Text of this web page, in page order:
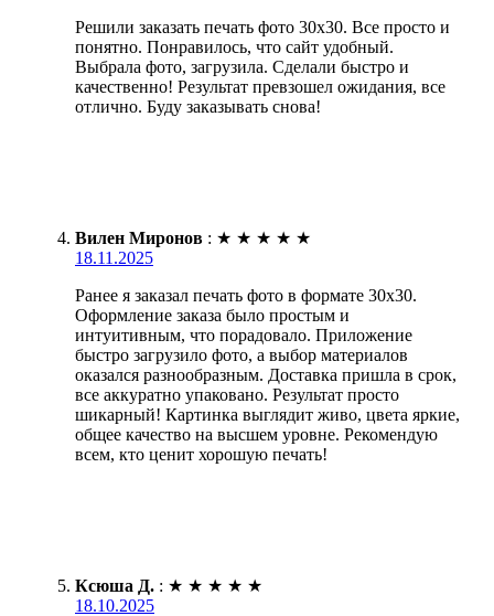
Решили заказать печать фото 30х30. Все просто и
понятно. Понравилось, что сайт удобный.
Выбрала фото, загрузила. Сделали быстро и
качественно! Результат превзошел ожидания, все
отлично. Буду заказывать снова!
Вилен Миронов : ★ ★ ★ ★ ★
18.11.2025
Ранее я заказал печать фото в формате 30х30.
Оформление заказа было простым и
интуитивным, что порадовало. Приложение
быстро загрузило фото, а выбор материалов
оказался разнообразным. Доставка пришла в срок,
все аккуратно упаковано. Результат просто
шикарный! Картинка выглядит живо, цвета яркие,
общее качество на высшем уровне. Рекомендую
всем, кто ценит хорошую печать!
Ксюша Д. : ★ ★ ★ ★ ★
18.10.2025